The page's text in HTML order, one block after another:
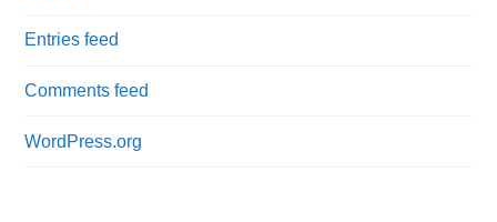
Entries feed
Comments feed
WordPress.org